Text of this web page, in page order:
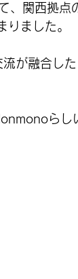
、関西拠点
りました。
が融合し
らし